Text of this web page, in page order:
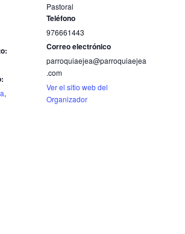
,
Pastoral
Teléfono
976661443
Correo electrónico
parroquiaejea@parroquiaejea
.com
Ver el sitio web del
Organizador